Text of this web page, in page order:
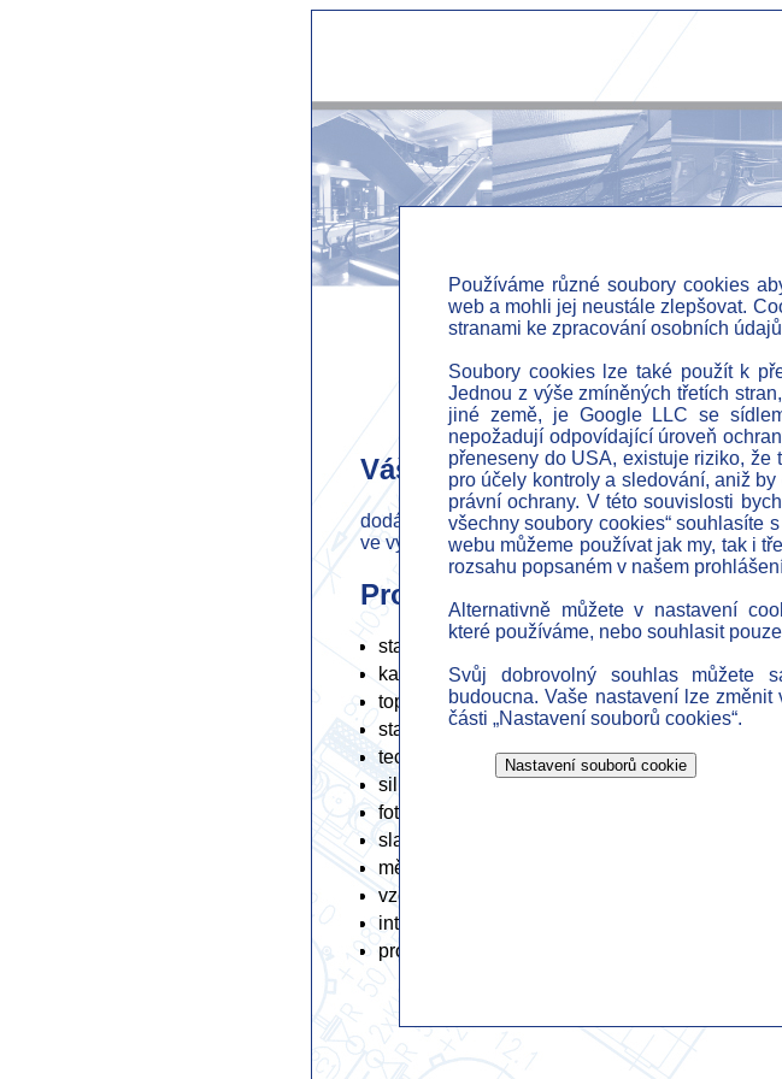
Váš partner pro
dodávky stavebních a technologických celků a
ve výstavbě.
Provádíme kompletní dodávky:
stavebních prací
kanalizace, vody a plynu
topení a chlazení
stabilních hasicích zařízení
technologických rozvodů
silnoproudu
fotovoltaiky
slaboproudu
měření a regulace
vzduchotechniky a klimatizace
integrace systémů
projektové dokumentace
Používáme různé soubory cookies
web a mohli jej neustále zlepšovat.
stranami ke zpracování osobních
Soubory cookies lze také použít k
Jednou z výše zmíněných třetích
jiné země, je Google LLC se
nepožadují odpovídající úroveň
přeneseny do USA, existuje riziko, že
pro účely kontroly a sledování, aniž
právní ochrany. V této souvislosti
všechny soubory cookies“ souhlasíte
webu můžeme používat jak my, tak i
rozsahu popsaném v našem
Alternativně můžete v nastavení
které používáme, nebo souhlasit
Svůj dobrovolný souhlas můžete
budoucna. Vaše nastavení lze
části „Nastavení souborů cookies“.